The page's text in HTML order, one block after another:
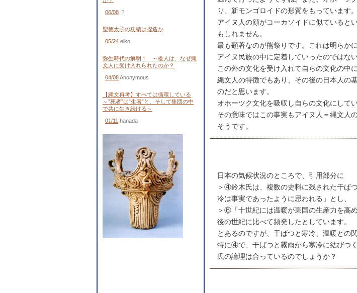
06/08 ？
聖徳太子の功績は捏造か
05/24 eiko
弥生時代の解明１ ～倭人は、なぜ縄
文人に受け入れられたのか？
04/08Anonymous
【縄文再考】すべては循環している
～”死者”は”生者”と、そして集団の中
で共に生き続ける～
01/11 hanada
り、新モンゴロイドの形質をもっています
アイヌ人の顔がコーカソイドに似ていると
もしれません。
最も顕著なのが熊祭りです。これは明らか
アイヌ民族の中に定着していったのではな
この外の文化を受け入れて自らの文化の中
縄文人の特徴でもあり、その後の日本人の
のだと思います。
オホーツク文化を吸収し自らの文化にしてい
その意味ではこの事実もアイヌ人＝縄文人
そうです。
日本の気候状況のところで、引用部分に
＞④鈴木氏は、複数の史料に残された干ば
冷は事実であったように思われる」とし、
＞⑥「十世紀には温暖が東国の生産力を高
後の世紀に比べて頻発したとしています。
とあるのですが、干ばつと寒冷、温暖との
特に④で、干ばつと霧雨から寒冷に結びつ
氏の論理は合っているのでしょうか？